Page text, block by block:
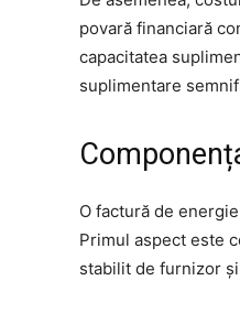
povară financiară
capacitatea
suplimentare
O factură de
Primul aspect este
stabilit de furnizor